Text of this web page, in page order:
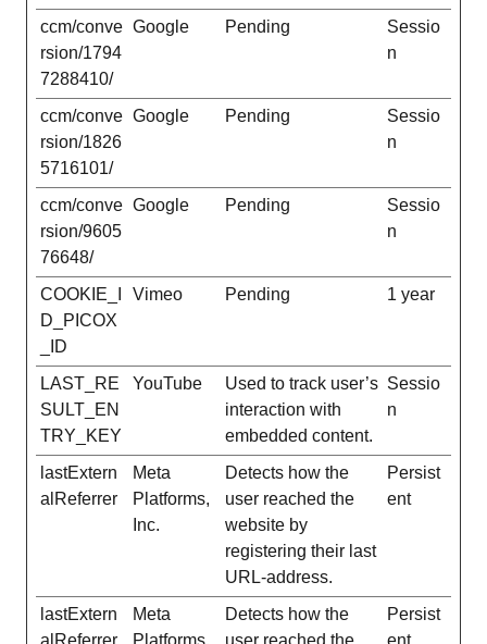
ccm/conve
rsion/1794
7288410/
Google Pending
Sessio
n
ccm/conve
rsion/1826
5716101/
Google Pending
Sessio
n
ccm/conve
rsion/9605
76648/
Google Pending
Sessio
n
COOKIE_I
D_PICOX
_ID
Vimeo Pending 1 year
LAST_RE
SULT_EN
TRY_KEY
YouTube
Used to track user’s
interaction with
embedded content.
Sessio
n
lastExtern
alReferrer
Meta
Platforms,
Inc.
Detects how the
user reached the
website by
registering their last
URL-address.
Persist
ent
lastExtern
alReferrer
Meta
Platforms,
Detects how the
user reached the
Persist
ent